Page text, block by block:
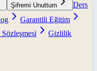
Şifremi Unuttum
Ders
Garantili Eğitim
Gizlilik